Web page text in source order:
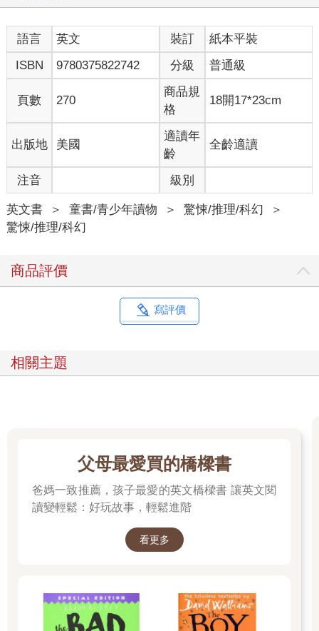
語言 英文 裝訂
紙本平裝
ISBN
9780375822742 分級 普通級
頁數 270
商品規
格
18開17*23cm
出版地 美國
適讀年
齡
全齡適讀
注音 級別
英文書 ＞ 童書/青少年讀物 ＞ 驚悚/推理/科幻
＞
驚悚/推理/科幻
商品評價
寫評價
相關主題
父母最愛買的橋樑書
爸媽一致推薦，孩子最愛的英文橋樑書 讓英文閱
讀變輕鬆：好玩故事，輕鬆進階
看更多